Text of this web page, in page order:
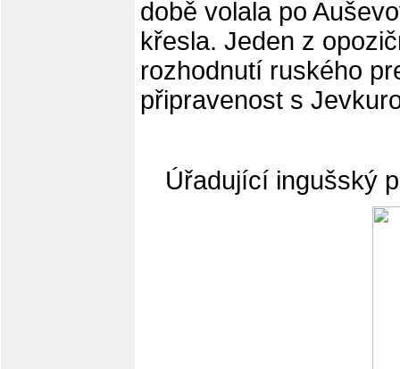
době volala po
křesla. Jeden z
rozhodnutí ruského
připravenost s
Úřadující ingušský